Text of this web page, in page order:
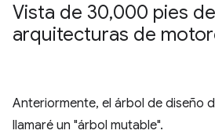
Vista de 30,000 pies
arquitecturas de
Anteriormente, el árbol de diseño
llamaré un "árbol mutable".